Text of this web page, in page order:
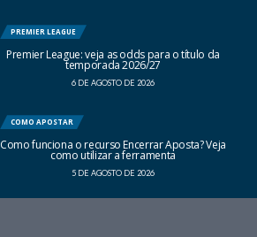
PREMIER LEAGUE
Premier League: veja as odds para o título da
temporada 2026/27
6 DE AGOSTO DE 2026
COMO APOSTAR
Como funciona o recurso Encerrar Aposta? Veja
como utilizar a ferramenta
5 DE AGOSTO DE 2026